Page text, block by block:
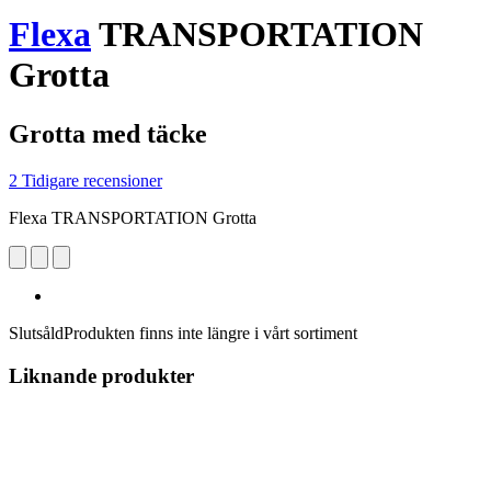
FlexaTRANSPORTATION
Grotta
Grotta med täcke
2 Tidigare recensioner
Flexa TRANSPORTATION Grotta
SlutsåldProdukten finns inte längre i vårt sortiment
Liknande produkter